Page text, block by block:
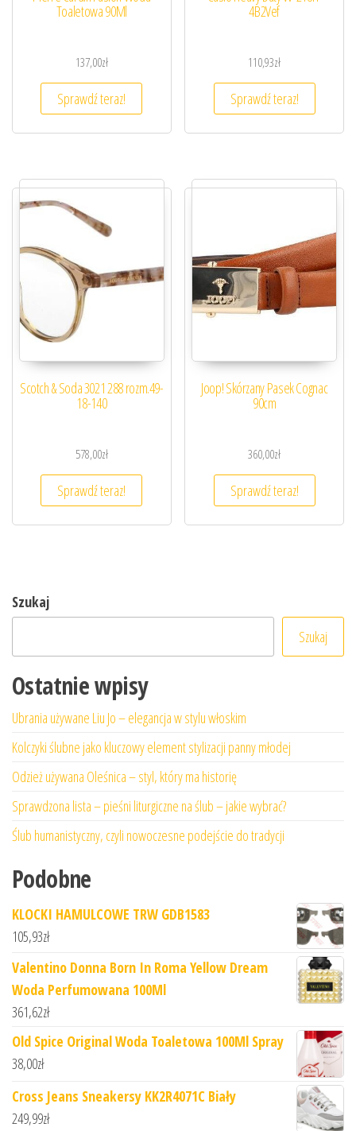
Toaletowa 90Ml
137,00zł
Sprawdź teraz!
4B2Vef
110,93zł
Sprawdź teraz!
Scotch & Soda 3021 288 rozm.49-
18-140
578,00zł
Sprawdź teraz!
Joop! Skórzany Pasek Cognac
90cm
360,00zł
Sprawdź teraz!
Szukaj
Szukaj
Ostatnie wpisy
Ubrania używane Liu Jo – elegancja w stylu włoskim
Kolczyki ślubne jako kluczowy element stylizacji panny młodej
Odzież używana Oleśnica – styl, który ma historię
Sprawdzona lista – pieśni liturgiczne na ślub – jakie wybrać?
Ślub humanistyczny, czyli nowoczesne podejście do tradycji
Podobne
KLOCKI HAMULCOWE TRW GDB1583
105,93zł
Valentino Donna Born In Roma Yellow Dream
Woda Perfumowana 100Ml
361,62zł
Old Spice Original Woda Toaletowa 100Ml Spray
38,00zł
Cross Jeans Sneakersy KK2R4071C Biały
249,99zł